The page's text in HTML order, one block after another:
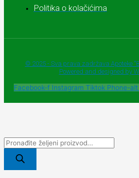
Politika o kolačićima
© 2025 - Sva prava zadržava Apoteke
Powered and designed by
Facebook-f Instagram Tiktok Phone-alt